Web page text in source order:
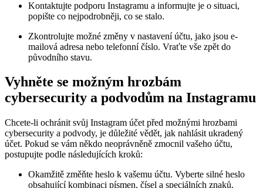
Kontaktujte podporu Instagramu a informujte je o situaci,
popište co nejpodrobněji, co se stalo.
Zkontrolujte možné změny v nastavení účtu, jako jsou e-
mailová adresa nebo telefonní číslo. Vraťte vše zpět do
původního stavu.
Vyhněte se možným hrozbám
cybersecurity a podvodům na Instagramu
Chcete-li ochránit svůj Instagram účet před možnými hrozbami
cybersecurity a podvody, je důležité vědět, jak nahlásit ukradený
účet. Pokud se vám někdo neoprávněně zmocnil vašeho účtu,
postupujte podle následujících kroků:
Okamžitě změňte heslo k vašemu účtu. Vyberte silné heslo
obsahující kombinaci písmen, čísel a speciálních znaků.